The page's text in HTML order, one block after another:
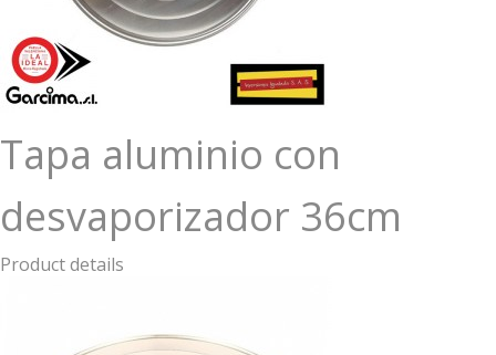
Tapa aluminio con
desvaporizador 36cm
Product details